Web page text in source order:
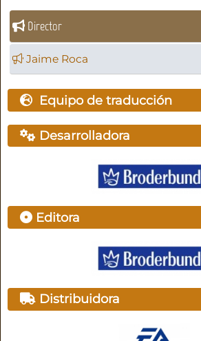
Director
Jaime Roca
Equipo de traducción
Desarrolladora
Editora
Distribuidora